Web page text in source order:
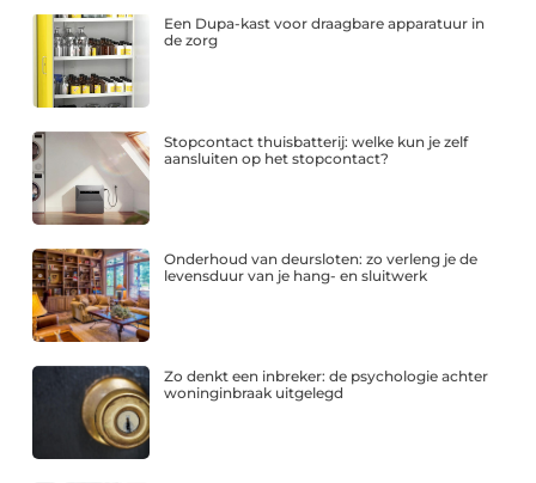
Een Dupa-kast voor draagbare apparatuur in
de zorg
Stopcontact thuisbatterij: welke kun je zelf
aansluiten op het stopcontact?
Onderhoud van deursloten: zo verleng je de
levensduur van je hang- en sluitwerk
Zo denkt een inbreker: de psychologie achter
woninginbraak uitgelegd